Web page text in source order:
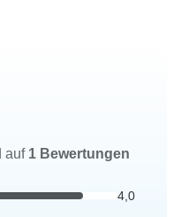
auf 1 Bewertungen
4,0